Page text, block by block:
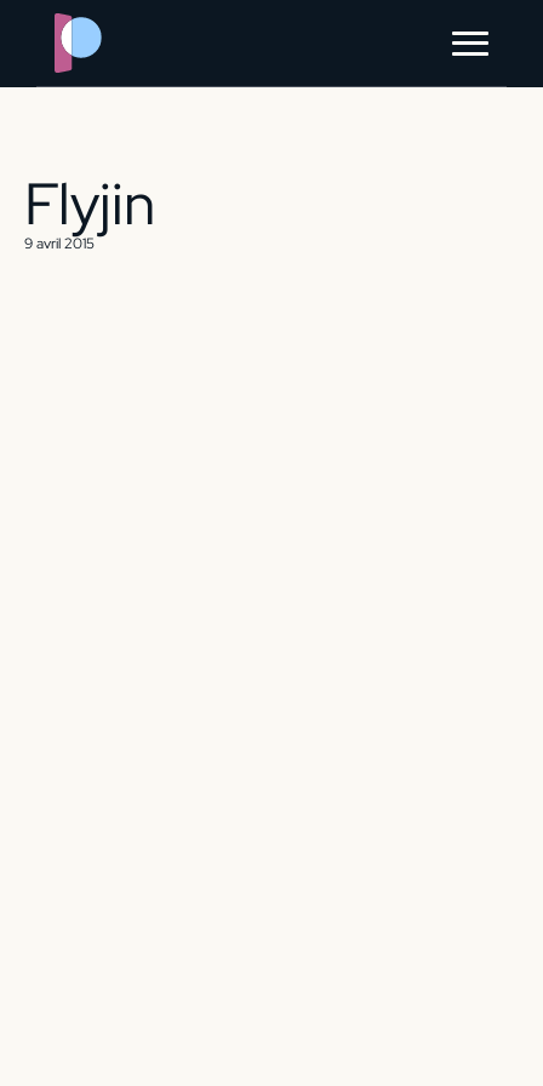
?> ?> ?> ?> ?> ?>
contact
ORGANISER MON ÉVÈNEMENT
Flyjin
9 avril 2015